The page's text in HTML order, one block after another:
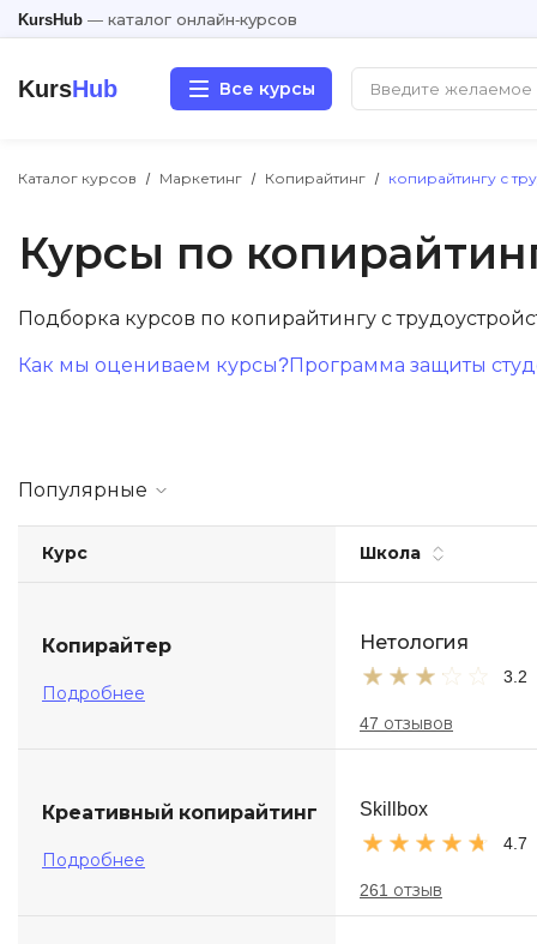
KursHub — каталог онлайн-курсов
KursHub Все курсы
Каталог курсов Маркетинг Копирайтинг копирайтингу с
Курсы по
Подборка курсов по копирайтингу с
Как мы оцениваем курсы?Программа защиты
Популярные
Курс Школа
Копирайтер
Подробнее
Нетология
3.2
47 отзывов
Креативный копирайтинг
Подробнее
Skillbox
4.7
261 отзыв
Разработка
Маркетинг
Дизайн
Аналитика